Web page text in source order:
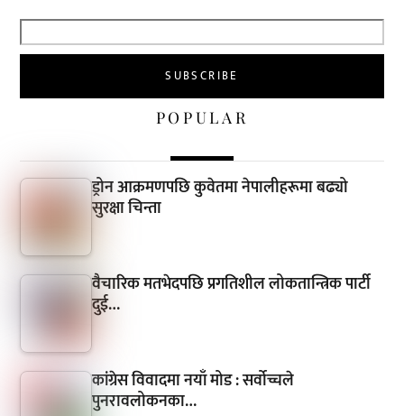
POPULAR
ड्रोन आक्रमणपछि कुवेतमा नेपालीहरूमा बढ्यो
सुरक्षा चिन्ता
वैचारिक मतभेदपछि प्रगतिशील लोकतान्त्रिक पार्टी
दुई…
कांग्रेस विवादमा नयाँ मोड : सर्वोच्चले
पुनरावलोकनका…